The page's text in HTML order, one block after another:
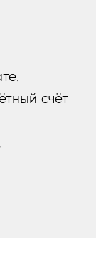
счёт